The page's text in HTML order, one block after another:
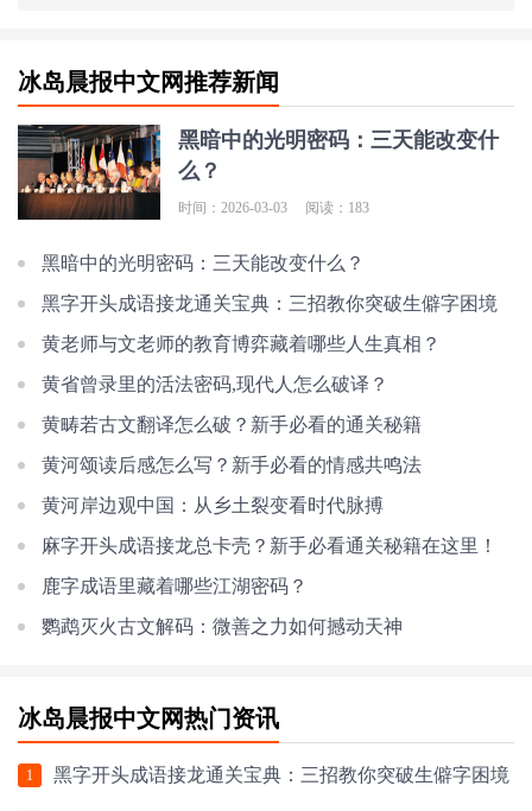
冰岛晨报中文网推荐新闻
黑暗中的光明密码：三天能改变什
么？
时间：2026-03-03 阅读：183
黑暗中的光明密码：三天能改变什么？
黑字开头成语接龙通关宝典：三招教你突破生僻字困境
黄老师与文老师的教育博弈藏着哪些人生真相？
黄省曾录里的活法密码,现代人怎么破译？
黄畴若古文翻译怎么破？新手必看的通关秘籍
黄河颂读后感怎么写？新手必看的情感共鸣法
黄河岸边观中国：从乡土裂变看时代脉搏
麻字开头成语接龙总卡壳？新手必看通关秘籍在这里！
鹿字成语里藏着哪些江湖密码？
鹦鹉灭火古文解码：微善之力如何撼动天神
冰岛晨报中文网热门资讯
1 黑字开头成语接龙通关宝典：三招教你突破生僻字困境